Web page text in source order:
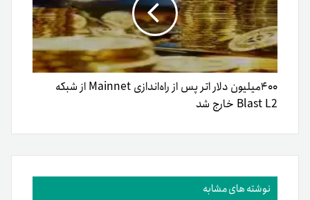
۴۰۰میلیون دلار اتر پس از راه‌اندازی Mainnet از شبکه
Blast L2 خارج شد
نوشته های مشابه